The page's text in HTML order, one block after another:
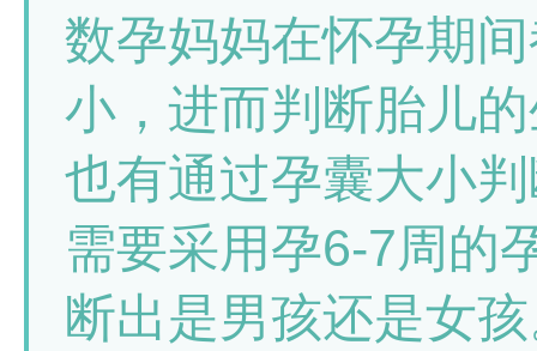
数孕妈妈在怀孕期
小，进而判断胎儿
也有通过孕囊大小
需要采用孕6-7周的
断出是男孩还是女